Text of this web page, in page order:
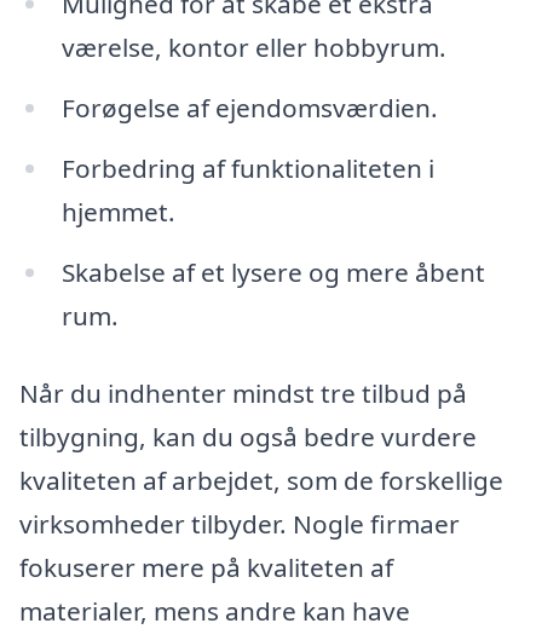
værelse, kontor eller hobbyrum.
Forøgelse af ejendomsværdien.
Forbedring af funktionaliteten i
hjemmet.
Skabelse af et lysere og mere åbent
rum.
Når du indhenter mindst tre tilbud på
tilbygning, kan du også bedre vurdere
kvaliteten af arbejdet, som de forskellige
virksomheder tilbyder. Nogle firmaer
fokuserer mere på kvaliteten af
materialer, mens andre kan have